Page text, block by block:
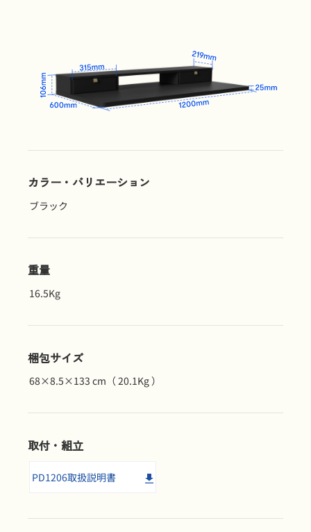
カラー・バリエーション
ブラック
重量
16.5Kg
梱包サイズ
68×8.5×133 cm（ 20.1Kg ）
取付・組立
PD1206取扱説明書